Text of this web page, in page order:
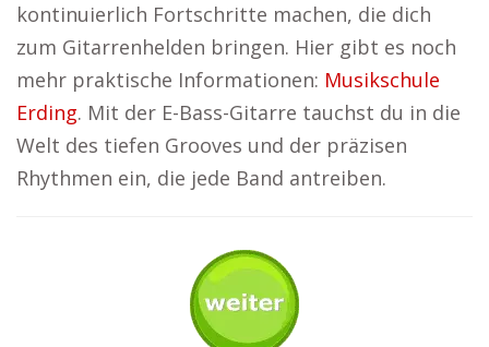
kontinuierlich Fortschritte machen, die dich
zum Gitarrenhelden bringen. Hier gibt es noch
mehr praktische Informationen: Musikschule
Erding. Mit der E-Bass-Gitarre tauchst du in die
Welt des tiefen Grooves und der präzisen
Rhythmen ein, die jede Band antreiben.